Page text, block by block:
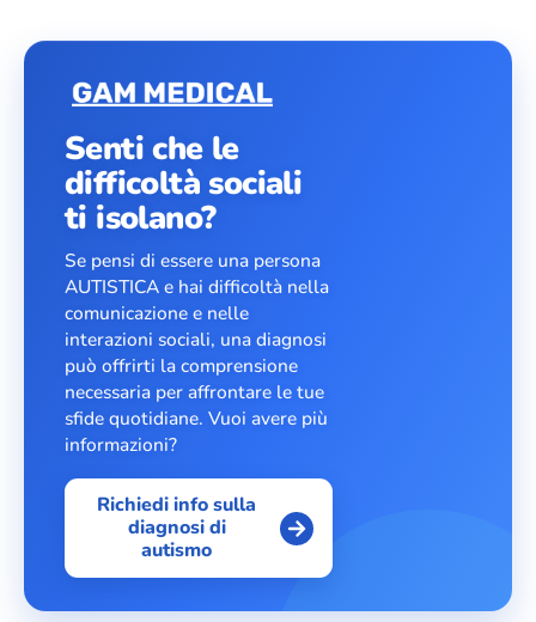
Senti che le
difficoltà sociali
ti isolano?
Se pensi di essere una persona
AUTISTICA e hai difficoltà nella
comunicazione e nelle
interazioni sociali, una diagnosi
può offrirti la comprensione
necessaria per affrontare le tue
sfide quotidiane. Vuoi avere più
informazioni?
Richiedi info sulla
diagnosi di
autismo